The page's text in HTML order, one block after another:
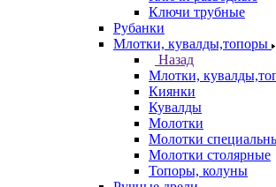
Ключи трубные
Рубанки
Млотки, кувалды,топоры
Назад
Млотки,
Киянки
Кувалды
Молотки
Молотки
Молотки столярные
Топоры, колуны